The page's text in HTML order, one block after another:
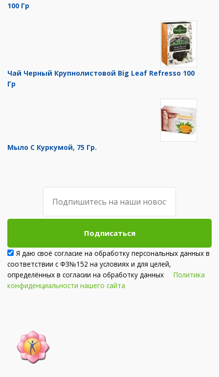
100 Гр
Чай Черный Крупнолистовой Big Leaf Refresso 100
Гр
Мыло С Куркумой, 75 Гр.
Подписаться
Я даю своё согласие на обработку персональных данных в
соответствии с ФЗ№152 на условиях и для целей,
определённых в согласии на обработку данных Политика
конфиденциальности нашего сайта